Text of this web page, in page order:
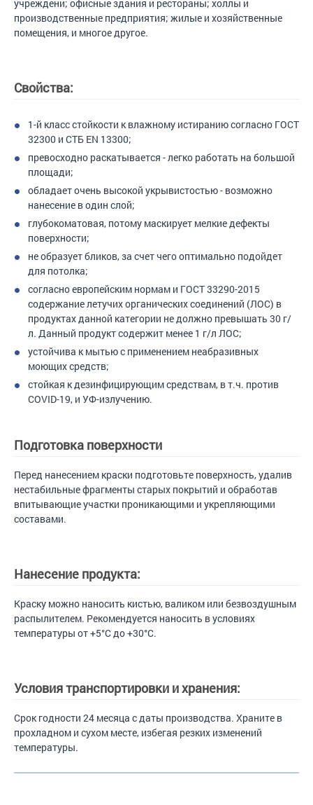
учреждени; офисные здания и рестораны; холлы и
производственные предприятия; жилые и хозяйственные
помещения, и многое другое.
Свойства:
1-й класс стойкости к влажному истиранию согласно ГОСТ
32300 и СТБ EN 13300;
превосходно раскатывается - легко работать на большой
площади;
обладает очень высокой укрывистостью - возможно
нанесение в один слой;
глубокоматовая, потому маскирует мелкие дефекты
поверхности;
не образует бликов, за счет чего оптимально подойдет
для потолка;
согласно европейским нормам и ГОСТ 33290-2015
содержание летучих органических соединений (ЛОС) в
продуктах данной категории не должно превышать 30 г/
л. Данный продукт содержит менее 1 г/л ЛОС;
устойчива к мытью с применением неабразивных
моющих средств;
стойкая к дезинфицирующим средствам, в т.ч. против
COVID-19, и УФ-излучению.
Подготовка поверхности
Перед нанесением краски подготовьте поверхность, удалив
нестабильные фрагменты старых покрытий и обработав
впитывающие участки проникающими и укрепляющими
составами.
Нанесение продукта:
Краску можно наносить кистью, валиком или безвоздушным
распылителем. Рекомендуется наносить в условиях
температуры от +5°C до +30°C.
Условия транспортировки и хранения:
Срок годности 24 месяца с даты производства. Храните в
прохладном и сухом месте, избегая резких изменений
температуры.